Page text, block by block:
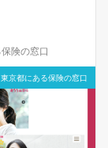
険の窓口
東京都にある保険の窓口